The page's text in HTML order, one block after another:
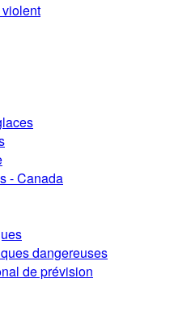
- Canada
dangereuses
de prévision